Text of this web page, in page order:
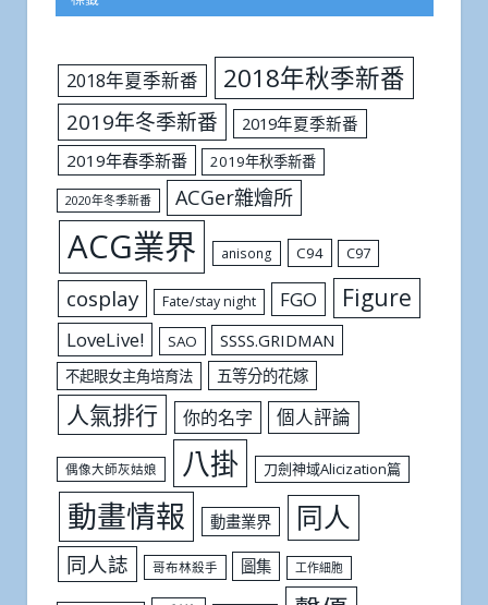
2018年夏季新番 2018年秋季新番
2019年冬季新番
2019年夏季新番
2019年春季新番
2019年秋季新番
2020年冬季新番 ACGer雜燴所
ACG業界 anisong C94 C97
cosplay Fate/stay night FGO Figure
LoveLive! SAO SSSS.GRIDMAN
不起眼女主角培育法 五等分的花嫁
人氣排行 你的名字 個人評論
偶像大師灰姑娘 八掛 刀劍神域Alicization篇
動畫情報 動畫業界 同人
同人誌 哥布林殺手 圖集 工作細胞